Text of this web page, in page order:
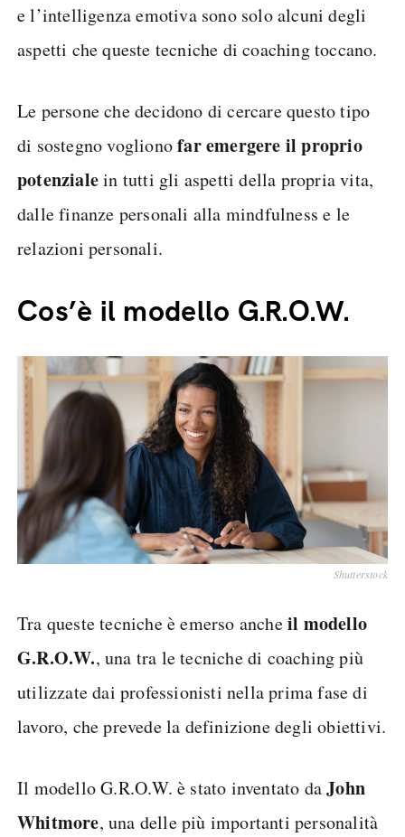
e l’intelligenza emotiva sono solo alcuni degli
aspetti che queste tecniche di coaching toccano.
Le persone che decidono di cercare questo tipo
di sostegno voglionofar emergere il proprio
potenzialein tutti gli aspetti della propria vita,
dalle finanze personali alla mindfulness e le
relazioni personali.
Cos’è il modello G.R.O.W.
Shutterstock
Tra queste tecniche è emerso ancheil modello
G.R.O.W., una tra le tecniche di coaching più
utilizzate dai professionisti nella prima fase di
lavoro, che prevede la definizione degli obiettivi.
Il modello G.R.O.W. è stato inventato daJohn
Whitmore, una delle più importanti personalità